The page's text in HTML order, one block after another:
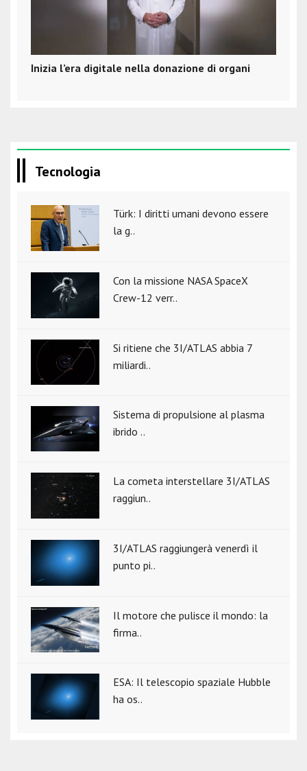
Inizia l’era digitale nella donazione di organi
Tecnologia
Türk: I diritti umani devono essere
la g..
Con la missione NASA SpaceX
Crew-12 verr..
Si ritiene che 3I/ATLAS abbia 7
miliardi..
Sistema di propulsione al plasma
ibrido ..
La cometa interstellare 3I/ATLAS
raggiun..
3I/ATLAS raggiungerà venerdì il
punto pi..
Il motore che pulisce il mondo: la
firma..
ESA: Il telescopio spaziale Hubble
ha os..